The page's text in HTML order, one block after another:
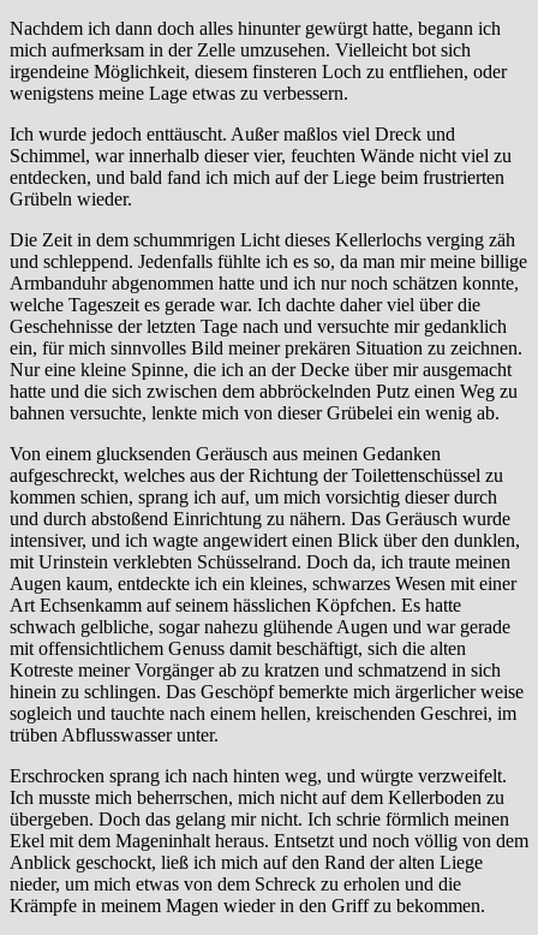
Nachdem ich dann doch alles hinunter gewürgt hatte, begann ich
mich aufmerksam in der Zelle umzusehen. Vielleicht bot sich
irgendeine Möglichkeit, diesem finsteren Loch zu entfliehen, oder
wenigstens meine Lage etwas zu verbessern.
Ich wurde jedoch enttäuscht. Außer maßlos viel Dreck und
Schimmel, war innerhalb dieser vier, feuchten Wände nicht viel zu
entdecken, und bald fand ich mich auf der Liege beim frustrierten
Grübeln wieder.
Die Zeit in dem schummrigen Licht dieses Kellerlochs verging zäh
und schleppend. Jedenfalls fühlte ich es so, da man mir meine billige
Armbanduhr abgenommen hatte und ich nur noch schätzen konnte,
welche Tageszeit es gerade war. Ich dachte daher viel über die
Geschehnisse der letzten Tage nach und versuchte mir gedanklich
ein, für mich sinnvolles Bild meiner prekären Situation zu zeichnen.
Nur eine kleine Spinne, die ich an der Decke über mir ausgemacht
hatte und die sich zwischen dem abbröckelnden Putz einen Weg zu
bahnen versuchte, lenkte mich von dieser Grübelei ein wenig ab.
Von einem glucksenden Geräusch aus meinen Gedanken
aufgeschreckt, welches aus der Richtung der Toilettenschüssel zu
kommen schien, sprang ich auf, um mich vorsichtig dieser durch
und durch abstoßend Einrichtung zu nähern. Das Geräusch wurde
intensiver, und ich wagte angewidert einen Blick über den dunklen,
mit Urinstein verklebten Schüsselrand. Doch da, ich traute meinen
Augen kaum, entdeckte ich ein kleines, schwarzes Wesen mit einer
Art Echsenkamm auf seinem hässlichen Köpfchen. Es hatte
schwach gelbliche, sogar nahezu glühende Augen und war gerade
mit offensichtlichem Genuss damit beschäftigt, sich die alten
Kotreste meiner Vorgänger ab zu kratzen und schmatzend in sich
hinein zu schlingen. Das Geschöpf bemerkte mich ärgerlicher weise
sogleich und tauchte nach einem hellen, kreischenden Geschrei, im
trüben Abflusswasser unter.
Erschrocken sprang ich nach hinten weg, und würgte verzweifelt.
Ich musste mich beherrschen, mich nicht auf dem Kellerboden zu
übergeben. Doch das gelang mir nicht. Ich schrie förmlich meinen
Ekel mit dem Mageninhalt heraus. Entsetzt und noch völlig von dem
Anblick geschockt, ließ ich mich auf den Rand der alten Liege
nieder, um mich etwas von dem Schreck zu erholen und die
Krämpfe in meinem Magen wieder in den Griff zu bekommen.